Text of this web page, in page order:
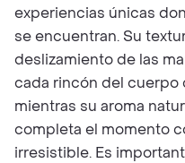
experiencias únicas
se encuentran. Su
deslizamiento de las
cada rincón del cuerpo
mientras su aroma
completa el momento
irresistible. Es